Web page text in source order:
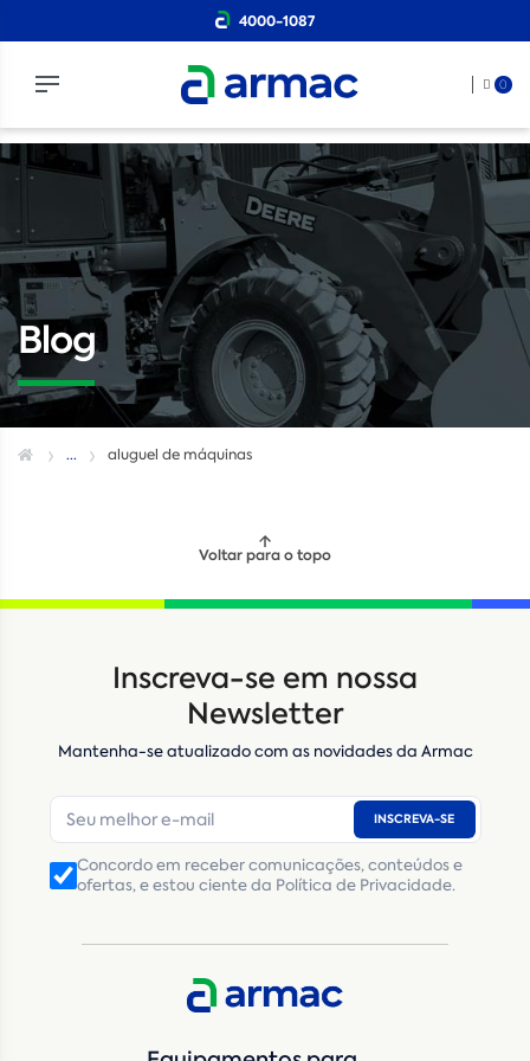
4000-1087
0
Blog
... aluguel de máquinas
Voltar para o topo
Inscreva-se em nossa
Newsletter
Mantenha-se atualizado com as novidades da Armac
INSCREVA-SE
Concordo em receber comunicações, conteúdos e
ofertas, e estou ciente da Política de Privacidade.